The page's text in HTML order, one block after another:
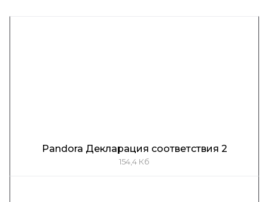
Pandora Декларация соответствия 2
154,4 Кб